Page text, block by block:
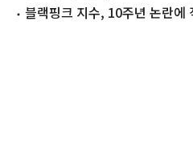
블랙핑크 지수, 10주년 논란에